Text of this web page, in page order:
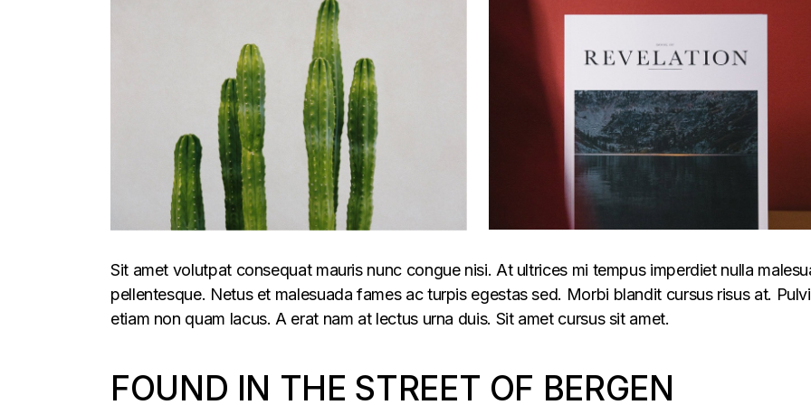
Sit amet volutpat consequat mauris nunc congue nisi. At ultrices mi tempus imperdiet nulla
pellentesque. Netus et malesuada fames ac turpis egestas sed. Morbi blandit cursus risus at.
etiam non quam lacus. A erat nam at lectus urna duis. Sit amet cursus sit amet.
FOUND IN THE STREET OF BERGEN